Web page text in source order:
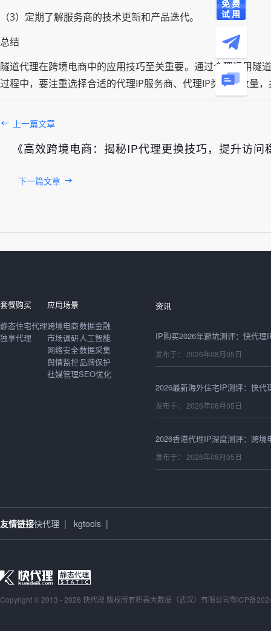
（3）定期了解服务商的技术更新和产品迭代。
总结
隧道代理在跨境电商中的应用技巧至关重要。通过合理运用隧
过程中，要注重选择合适的代理IP服务商、代理IP类型和数量
上一篇文章
《高效跨境电商：揭秘IP代理更换技巧，提升访
下一篇文章
套餐购买
静态住宅代理
独享代理
应用场景
跨境电商
市场调研
网络安全
舆情监控
社媒管理
数据金融
人工智能
数据采集
品牌保护
SEO优化
资讯
发布于： 2026年08月06日
发布于： 2026年08月05日
发布于： 2026年08月05日
发布于： 2026年08月05日
发布于： 2026年08月05日
友情链接快代理 | kgtools |
Copyright © 2013 - 2026 快代理 版权所有积善大数据（武汉）有限公司鄂ICP备